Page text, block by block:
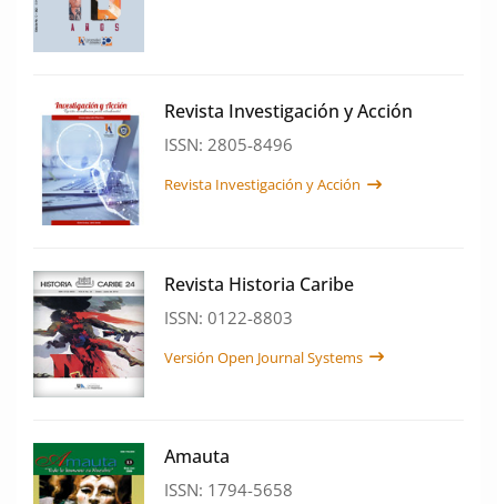
Revista Investigación y Acción
ISSN: 2805-8496
Revista Investigación y Acción
Revista Historia Caribe
ISSN: 0122-8803
Versión Open Journal Systems
Amauta
ISSN: 1794-5658